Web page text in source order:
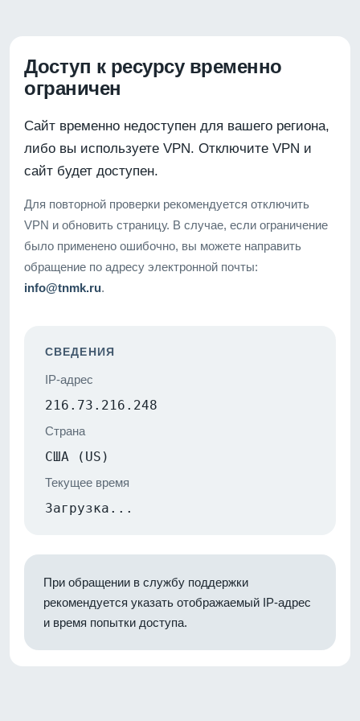
Доступ к ресурсу временно
ограничен
Сайт временно недоступен для вашего региона,
либо вы используете VPN. Отключите VPN и
сайт будет доступен.
Для повторной проверки рекомендуется отключить
VPN и обновить страницу. В случае, если ограничение
было применено ошибочно, вы можете направить
обращение по адресу электронной почты:
info@tnmk.ru.
СВЕДЕНИЯ
IP-адрес
216.73.216.248
Страна
США (US)
Текущее время
Загрузка...
При обращении в службу поддержки
рекомендуется указать отображаемый IP-адрес
и время попытки доступа.